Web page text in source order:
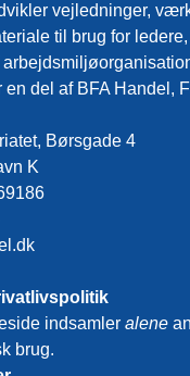
vejledninger,
til brug for
en del af BFA Handel,
Børsgade 4
K
indsamler alene
brug.